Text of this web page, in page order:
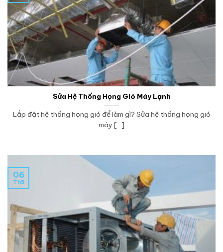
Sửa Hệ Thống Họng Gió Máy Lạnh
Lắp đặt hệ thống họng gió để làm gì? Sửa hệ thống họng gió
máy [...]
06
Th5